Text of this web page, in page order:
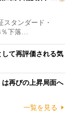
タンダード・
％下落…
て再評価される気
再びの上昇局面へ
一覧を見る